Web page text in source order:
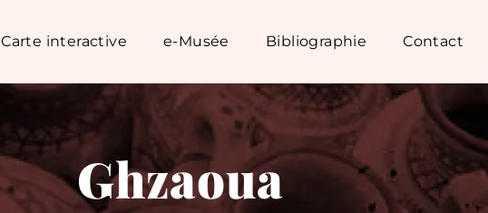
Carte interactive e-Musée Bibliographie Contact
Ghzaoua